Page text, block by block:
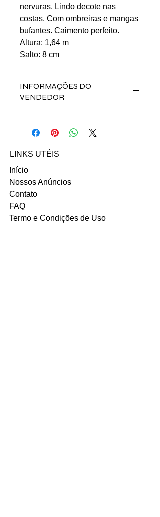
nervuras. Lindo decote nas
costas. Com ombreiras e mangas
bufantes. Caimento perfeito.
Altura: 1,64 m
Salto: 8 cm
INFORMAÇÕES DO
VENDEDOR
Medeiros no contato abaixo:
Email: carolinemedeiro@gmail.com
LINKS UTÉIS
Início
Nossos Anúncios
Contato
FAQ
Termo e Condições de Uso